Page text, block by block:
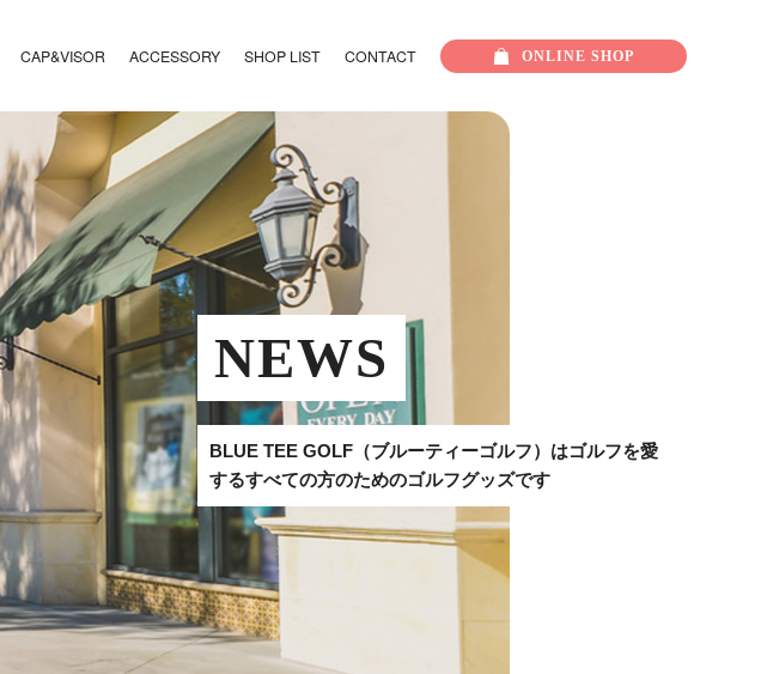
CAP&VISOR ACCESSORY SHOP LIST CONTACT ONLINE SHOP
NEWS
BLUE TEE GOLF（ブルーティーゴルフ）はゴルフを愛
するすべての方のためのゴルフグッズです